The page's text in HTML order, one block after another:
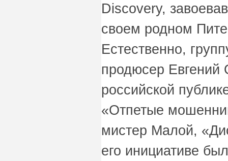
Discovery,
своем родном
Естественно,
продюсер
российской
«Отпетые
мистер Малой,
его инициативе